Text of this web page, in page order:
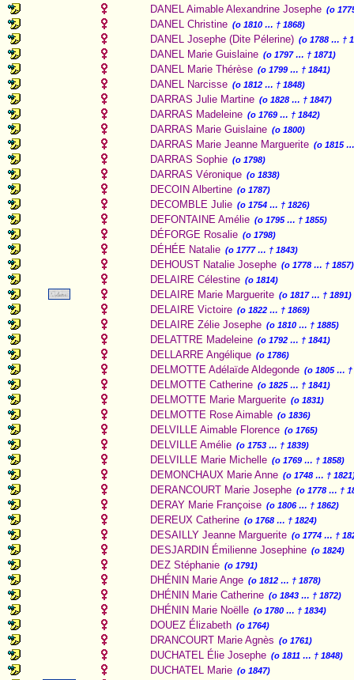
DANEL Aimable Alexandrine Josephe (o
DANEL Christine (o 1810 … † 1868)
DANEL Josephe (Dite Pélerine) (o 1788 … †
DANEL Marie Guislaine (o 1797 … † 1871)
DANEL Marie Thérèse (o 1799 … † 1841)
DANEL Narcisse (o 1812 … † 1848)
DARRAS Julie Martine (o 1828 … † 1847)
DARRAS Madeleine (o 1769 … † 1842)
DARRAS Marie Guislaine (o 1800)
DARRAS Marie Jeanne Marguerite (o 1815
DARRAS Sophie (o 1798)
DARRAS Véronique (o 1838)
DECOIN Albertine (o 1787)
DECOMBLE Julie (o 1754 … † 1826)
DEFONTAINE Amélie (o 1795 … † 1855)
DÉFORGE Rosalie (o 1798)
DÉHÉE Natalie (o 1777 … † 1843)
DEHOUST Natalie Josephe (o 1778 … † 1857)
DELAIRE Célestine (o 1814)
DELAIRE Marie Marguerite (o 1817 … † 1891)
DELAIRE Victoire (o 1822 … † 1869)
DELAIRE Zélie Josephe (o 1810 … † 1885)
DELATTRE Madeleine (o 1792 … † 1841)
DELLARRE Angélique (o 1786)
DELMOTTE Adélaïde Aldegonde (o 1805 … †
DELMOTTE Catherine (o 1825 … † 1841)
DELMOTTE Marie Marguerite (o 1831)
DELMOTTE Rose Aimable (o 1836)
DELVILLE Aimable Florence (o 1765)
DELVILLE Amélie (o 1753 … † 1839)
DELVILLE Marie Michelle (o 1769 … † 1858)
DEMONCHAUX Marie Anne (o 1748 … †
DERANCOURT Marie Josephe (o 1778 … †
DERAY Marie Françoise (o 1806 … † 1862)
DEREUX Catherine (o 1768 … † 1824)
DESAILLY Jeanne Marguerite (o 1774 … †
DESJARDIN Émilienne Josephine (o 1824)
DEZ Stéphanie (o 1791)
DHÉNIN Marie Ange (o 1812 … † 1878)
DHÉNIN Marie Catherine (o 1843 … † 1872)
DHÉNIN Marie Noëlle (o 1780 … † 1834)
DOUEZ Élizabeth (o 1764)
DRANCOURT Marie Agnès (o 1761)
DUCHATEL Élie Josephe (o 1811 … † 1848)
DUCHATEL Marie (o 1847)